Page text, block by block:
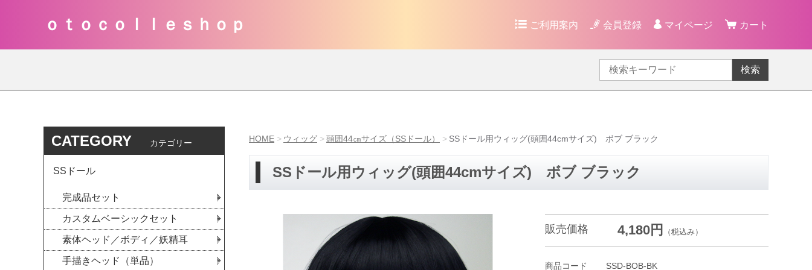
ｏｔｏｃｏｌｌｅｓｈｏｐ ご利用案内 会員登録 マイページ カート
検索
HOME ウィッグ 頭囲44㎝サイズ（SSドール） SSドール用ウィッグ(頭囲44cmサイズ) ボブ ブラック
SSドール用ウィッグ(頭囲44cmサイズ) ボブ ブラック
販売価格 4,180円 （税込み）
商品コード SSD-BOB-BK
CATEGORY カテゴリー
SSドール
完成品セット
カスタムベーシックセット
素体ヘッド／ボディ／妖精耳
手描きヘッド（単品）